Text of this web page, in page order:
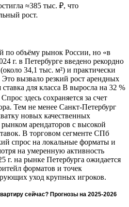
≈385 тыс. ₽, что
рост.
по объёму рынок России, но «в
г. в Петербурге введено рекордно
34,1 тыс. м²) и практически
вызвало резкий рост арендных
ставка для класса B выросла на 32 %
здесь сохраняется за счет
Тем не менее Санкт‑Петербург
новых качественных
арендаторов с высокой
В торговом сегменте СПб
спрос на локальные форматы и
на умеренную активность
на рынке Петербурга ожидается
форматов и точек
уход крупных игроков.
сейчас? Прогнозы на 2025-2026